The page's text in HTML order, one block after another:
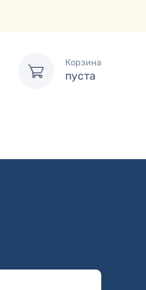
Корзина
пуста